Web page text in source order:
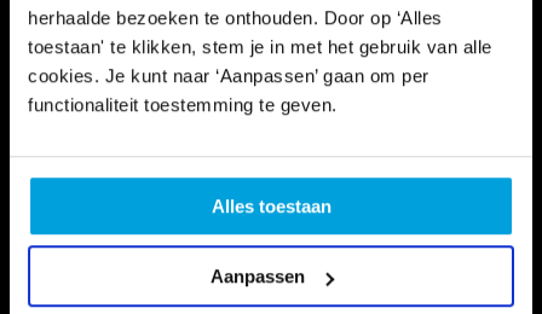
herhaalde bezoeken te onthouden. Door op ‘Alles
toestaan' te klikken, stem je in met het gebruik van alle
cookies. Je kunt naar ‘Aanpassen’ gaan om per
functionaliteit toestemming te geven.
Alles toestaan
Aanpassen
Informatie
Schooltijd